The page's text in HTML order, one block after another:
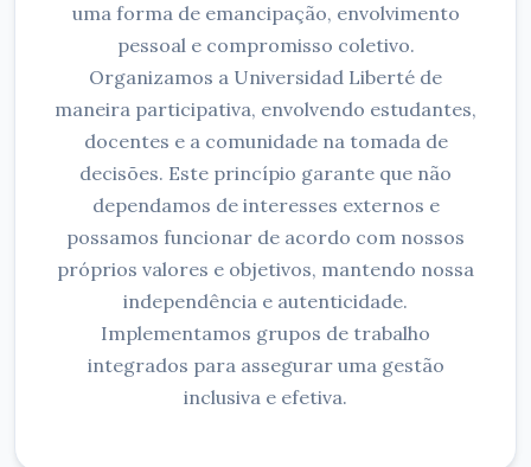
uma forma de emancipação, envolvimento
pessoal e compromisso coletivo.
Organizamos a Universidad Liberté de
maneira participativa, envolvendo estudantes,
docentes e a comunidade na tomada de
decisões. Este princípio garante que não
dependamos de interesses externos e
possamos funcionar de acordo com nossos
próprios valores e objetivos, mantendo nossa
independência e autenticidade.
Implementamos grupos de trabalho
integrados para assegurar uma gestão
inclusiva e efetiva.